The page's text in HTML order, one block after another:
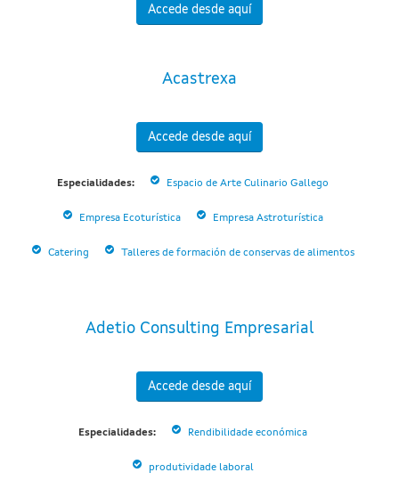
Accede desde aquí
Acastrexa
Accede desde aquí
Especialidades: Espacio de Arte Culinario Gallego
Empresa Ecoturística Empresa Astroturística
Catering Talleres de formación de conservas de alimentos
Adetio Consulting Empresarial
Accede desde aquí
Especialidades: Rendibilidade económica
produtividade laboral